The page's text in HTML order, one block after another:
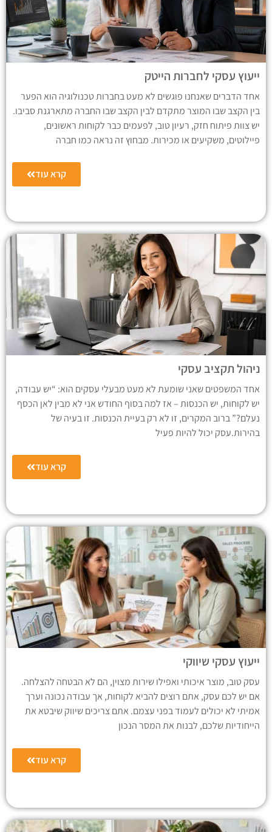
ייעוץ עסקי לחברות הייטק
אחד הדברים שאנחנו פוגשים לא מעט בחברות טכנולוגיה הוא הפער
בין הקצב שבו המוצר מתקדם לבין הקצב שבו החברה מתארגנת סביבו.
יש צוות פיתוח חזק, רעיון טוב, לפעמים כבר לקוחות ראשונים,
פיילוטים, משקיעים או מכירות. מבחוץ זה נראה כמו חברה
קרא עוד
ניהול תקציב עסקי
אחד המשפטים שאני שומעת לא מעט מבעלי עסקים הוא: “יש עבודה,
יש לקוחות, יש הכנסות – אז למה בסוף החודש אני לא מבין לאן הכסף
נעלם?” ברוב המקרים, זו לא רק בעיית הכנסות. זו בעיה של
בהירות.עסק יכול להיות פעיל
קרא עוד
ייעוץ עסקי שיווקי
עסק טוב, מוצר איכותי ואפילו שירות מצוין, הם לא הבטחה להצלחה.
אם יש לכם עסק, אתם רוצים להביא לקוחות, אך עבודה נכונה וערך
אמיתי לא יכולים לעמוד בפני עצמם. אתם צריכים שיווק שיבטא את
הייחודיות שלכם, לבנות את המסר הנכון
קרא עוד